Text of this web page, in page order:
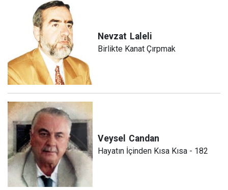
Nevzat Laleli
Birlikte Kanat Çırpmak
Veysel Candan
Hayatın İçinden Kısa Kısa - 182